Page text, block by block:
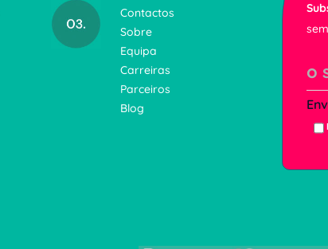
Contactos
Sobre
Equipa
Carreiras
Parceiros
Blog